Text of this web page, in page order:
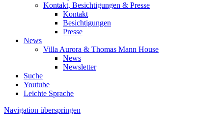
Kontakt, Besichtigungen & Presse
Kontakt
Besichtigungen
Presse
News
Villa Aurora & Thomas Mann House
News
Newsletter
Suche
Youtube
Leichte Sprache
Navigation überspringen